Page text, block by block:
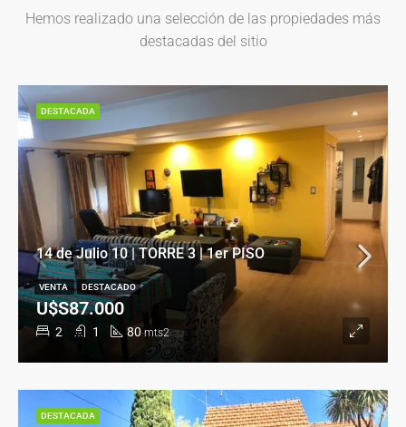
Hemos realizado una selección de las propiedades más
destacadas del sitio
14 de Julio 10 | TORRE 3 | 1er PISO
2 1 80 mts2
U$S87.000
VENTA DESTACADO
DESTACADA
DESTACADA